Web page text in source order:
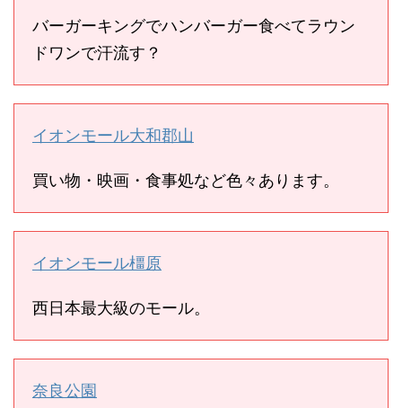
バーガーキングでハンバーガー食べてラウン
ドワンで汗流す？
イオンモール大和郡山
買い物・映画・食事処など色々あります。
イオンモール橿原
西日本最大級のモール。
奈良公園